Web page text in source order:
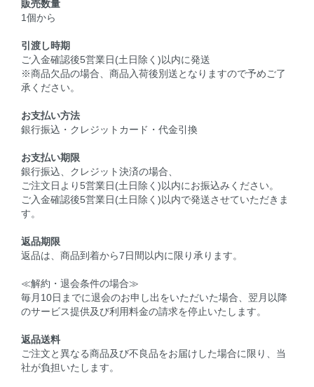
販売数量
1個から
引渡し時期
ご入金確認後5営業日(土日除く)以内に発送
※商品欠品の場合、商品入荷後別送となりますので予めご了
承ください。
お支払い方法
銀行振込・クレジットカード・代金引換
お支払い期限
銀行振込、クレジット決済の場合、
ご注文日より5営業日(土日除く)以内にお振込みください。
ご入金確認後5営業日(土日除く)以内で発送させていただきま
す。
返品期限
返品は、商品到着から7日間以内に限り承ります。
≪解約・退会条件の場合≫
毎月10日までに退会のお申し出をいただいた場合、翌月以降
のサービス提供及び利用料金の請求を停止いたします。
返品送料
ご注文と異なる商品及び不良品をお届けした場合に限り、当
社が負担いたします。